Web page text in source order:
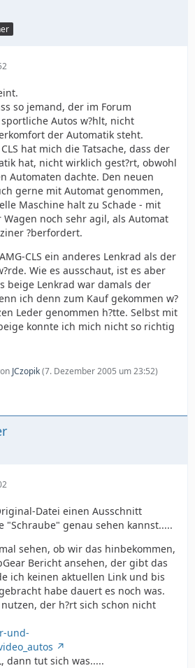
so jemand, der im Forum
Autos w?hlt, nicht
der Automatik steht.
hat mich die Tatsache, dass der
hat, nicht wirklich gest?rt, obwohl
Automaten dachte. Den neuen
gerne mit Automat genommen,
Maschine halt zu Schade - mit
noch sehr agil, als Automat
?berfordert.
CLS ein anderes Lenkrad als der
Wie es ausschaut, ist es aber
beige Lenkrad war damals der
ich denn zum Kauf gekommen w?
Leder genommen h?tte. Selbst mit
konnte ich mich nicht so richtig
JCzopik(7. Dezember 2005 um 23:52)
Datei einen Ausschnitt
"Schraube" genau sehen kannst.....
sehen, ob wir das hinbekommen,
Bericht ansehen, der gibt das
ich keinen aktuellen Link und bis
habe dauert es noch was.
der h?rt sich schon nicht
und-
dann tut sich was.....